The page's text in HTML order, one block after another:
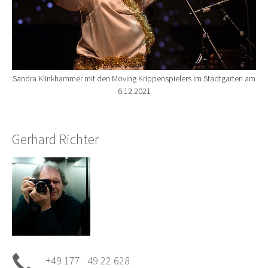
Sandra Klinkhammer mit den Moving Krippenspielers im Stadtgarten am
6.12.2021
Gerhard Richter
+49 177 49 22 628